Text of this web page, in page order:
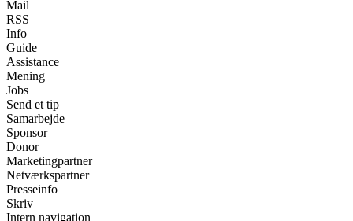
Mail
RSS
Info
Guide
Assistance
Mening
Jobs
Send et tip
Samarbejde
Sponsor
Donor
Marketingpartner
Netværkspartner
Presseinfo
Skriv
Intern navigation